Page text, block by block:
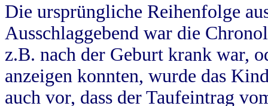
Die ursprüngliche Reihenfolge
Ausschlaggebend war die
z.B. nach der Geburt krank war,
anzeigen konnten, wurde das
auch vor, dass der Taufeintrag